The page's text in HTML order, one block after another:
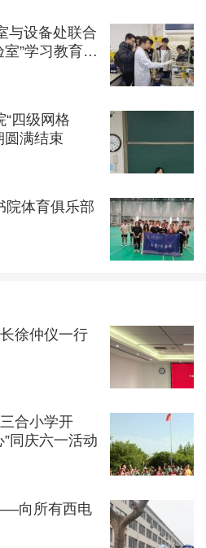
与设备处联合
”学习教育活
“四级网格
圆满结束
院体育俱乐部
徐仲仪一行
合小学开
同庆六一活动
向所有西电